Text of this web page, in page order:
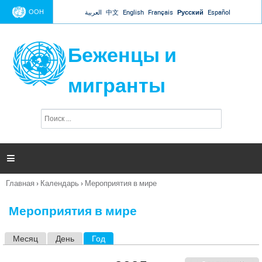
Jump to navigation
ООН العربية 中文 English Français Русский Español
Беженцы и
мигранты
п
и

Вы
Главная › Календарь › Мероприятия в мире
Мероприятия в мире
Месяц День Год